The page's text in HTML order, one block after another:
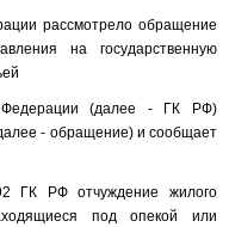
рассмотрело обращение
на государственную
Федерации (далее - ГК РФ)
- обращение) и сообщает
ГК РФ отчуждение жилого
под опекой или